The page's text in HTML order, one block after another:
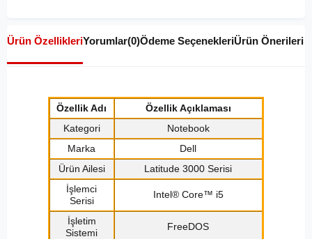
Ürün ÖzellikleriYorumlar(0)Ödeme SeçenekleriÜrün Önerileri
Özellik Adı
Özellik Açıklaması
Kategori
Notebook
Marka
Dell
Ürün Ailesi
Latitude 3000 Serisi
İşlemci
Serisi
Intel® Core™ i5
İşletim
Sistemi
FreeDOS